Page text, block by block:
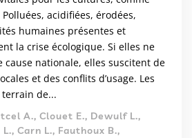
acidifiées, érodées,
humaines présentes et
la crise écologique. Si elles ne
cause nationale, elles suscitent de
et des conflits d’usage. Les
de...
A., Clouet E., Dewulf L.,
Carn L., Fauthoux B.,